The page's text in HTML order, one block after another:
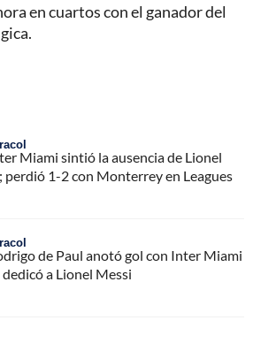
en cuartos con el ganador del
Miami sintió la ausencia de Lionel
perdió 1-2 con Monterrey en Leagues
de Paul anotó gol con Inter Miami
dedicó a Lionel Messi